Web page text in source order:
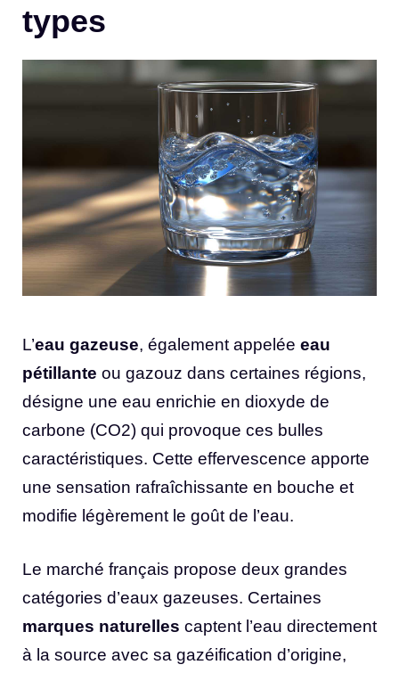
types
L’eau gazeuse, également appelée eau
pétillante ou gazouz dans certaines régions,
désigne une eau enrichie en dioxyde de
carbone (CO2) qui provoque ces bulles
caractéristiques. Cette effervescence apporte
une sensation rafraîchissante en bouche et
modifie légèrement le goût de l’eau.
Le marché français propose deux grandes
catégories d’eaux gazeuses. Certaines
marques naturelles captent l’eau directement
à la source avec sa gazéification d’origine,